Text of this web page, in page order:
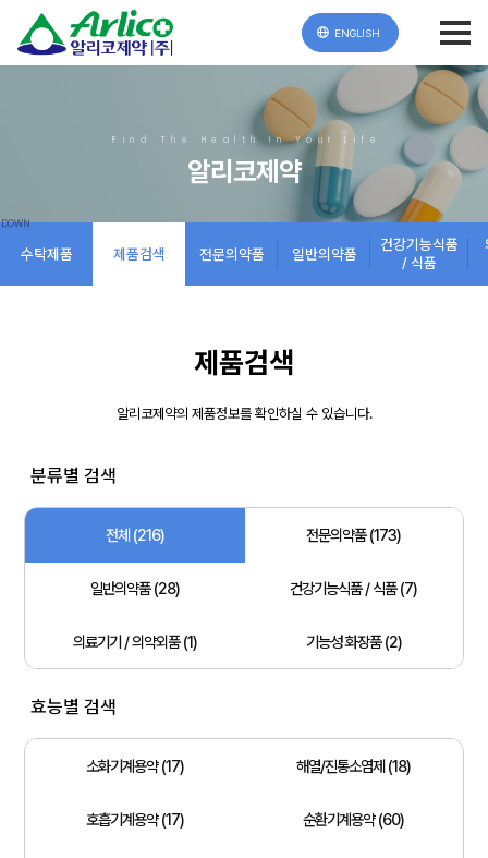
ENGLISH
Find The Health In Your Life
알리코제약
수탁제품 제품검색 전문의약품 일반의약품
건강기능식품
/ 식품
제품검색
알리코제약의 제품정보를 확인하실 수 있습니다.
분류별 검색
전체 (216) 전문의약품 (173)
일반의약품 (28) 건강기능식품 / 식품 (7)
의료기기 / 의약외품 (1) 기능성 화장품 (2)
효능별 검색
소화기계용약 (17) 해열/진통소염제 (18)
호흡기계용약 (17) 순환기계용약 (60)